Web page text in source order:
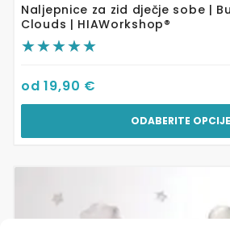
Naljepnice za zid dječje sobe |
Clouds | HIAWorkshop®
od19,90 €
ODABERITE OPCIJE
proizvod